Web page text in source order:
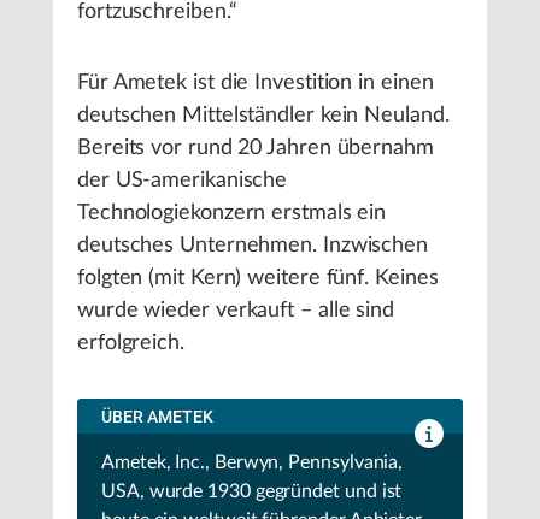
fortzuschreiben.“
Für Ametek ist die Investition in einen
deutschen Mittelständler kein Neuland.
Bereits vor rund 20 Jahren übernahm
der US-amerikanische
Technologiekonzern erstmals ein
deutsches Unternehmen. Inzwischen
folgten (mit Kern) weitere fünf. Keines
wurde wieder verkauft – alle sind
erfolgreich.
ÜBER AMETEK
Ametek, Inc., Berwyn, Pennsylvania,
USA, wurde 1930 gegründet und ist